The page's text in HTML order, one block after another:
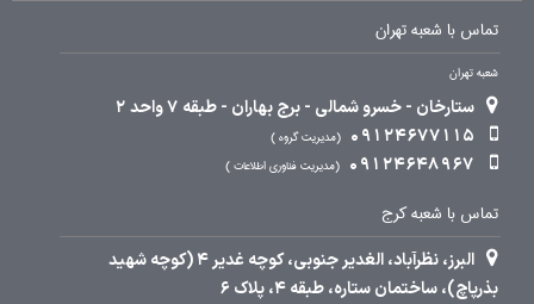
تماس با شعبه تهران
شعبه تهران
ستارخان - خسرو شمالی - برج بهاران - طبقه 7 واحد 2
09124677115
مدیریت گروه
09124648967 مدیریت فناوری اطلاعات
تماس با شعبه کرج
البرز، نظرآباد، الغدیر جنوبی، کوچه غدیر 4 (کوچه شهید
بذرپاچ)، ساختمان ستاره، طبقه 4، پلاک 6